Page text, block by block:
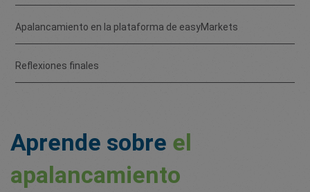
Aprende sobre el
apalancamiento
Apalancamiento en la plataforma de easyMarkets
Reflexiones finales